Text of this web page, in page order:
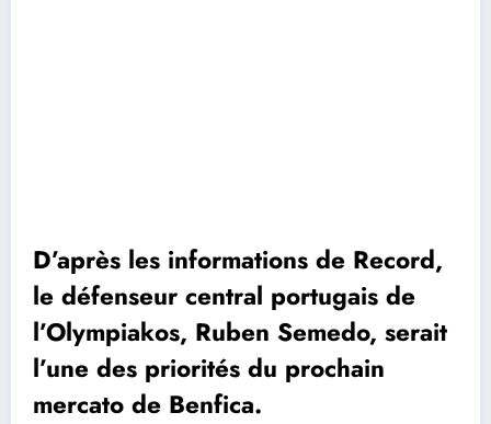
D’après les informations de Record,
le défenseur central portugais de
l’Olympiakos, Ruben Semedo, serait
l’une des priorités du prochain
mercato de Benfica.